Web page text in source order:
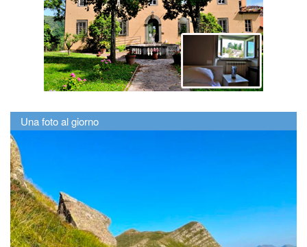
Una foto al giorno